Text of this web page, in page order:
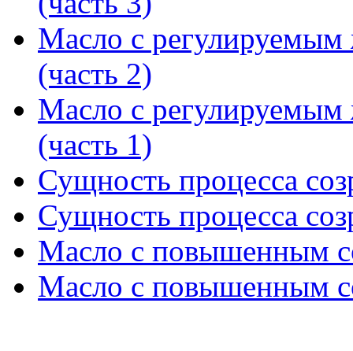
Масло с
(часть 2)
Масло с
(часть 1)
Сущность процесса
Сущность процесса
Масло с повышенным
Масло с повышенным